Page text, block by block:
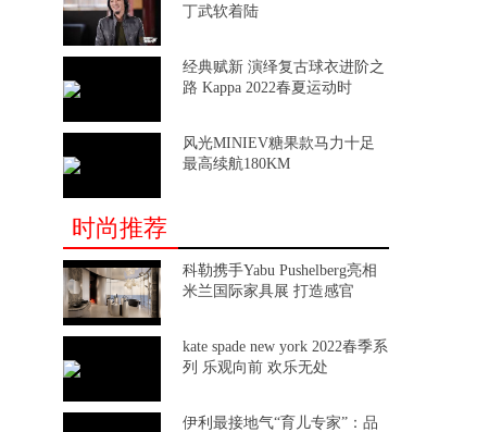
丁武软着陆
经典赋新 演绎复古球衣进阶之
路 Kappa 2022春夏运动时
风光MINIEV糖果款马力十足
最高续航180KM
时尚推荐
科勒携手Yabu Pushelberg亮相
米兰国际家具展 打造感官
kate spade new york 2022春季系
列 乐观向前 欢乐无处
伊利最接地气“育儿专家”：品